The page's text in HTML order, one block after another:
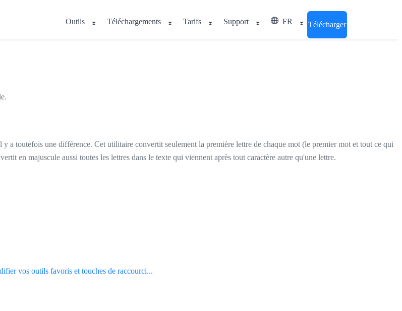
Outils Téléchargements Tarifs Support FR Télécharger
toutefois une différence. Cet utilitaire convertit seulement la première lettre de chaque mot (le premier mot et tout ce qui
en majuscule aussi toutes les lettres dans le texte qui viennent après tout caractère autre qu'une lettre.
vos outils favoris et touches de raccourci...